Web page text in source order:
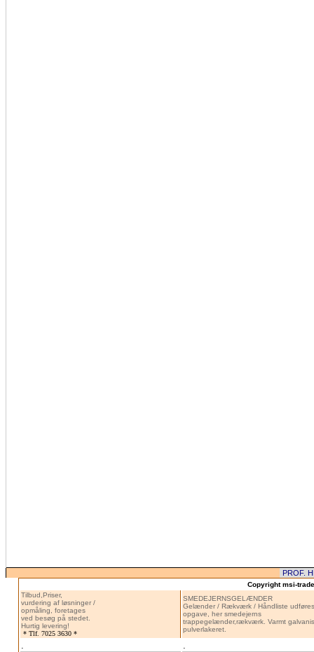
Copyright msi-
Tilbud,Priser,
vurdering af løsninger /
opmåling, foretages
ved besøg på stedet.
Hurtig levering!
* Tlf. 7025 3630 *
SMEDEJERNSGELÆNDER
Gelænder / Rækværk / Håndliste
opgave, her smedejerns
trappegelænder,rækværk. Varmt
pulverlakeret.
. .